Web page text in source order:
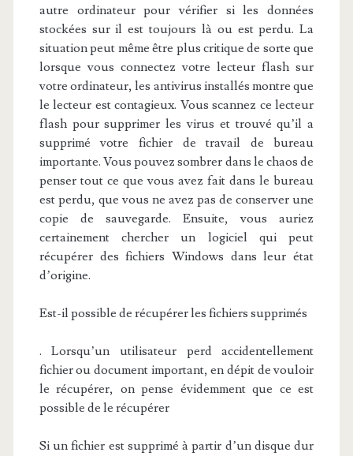
autre ordinateur pour vérifier si les données
stockées sur il est toujours là ou est perdu. La
situation peut même être plus critique de sorte que
lorsque vous connectez votre lecteur flash sur
votre ordinateur, les antivirus installés montre que
le lecteur est contagieux. Vous scannez ce lecteur
flash pour supprimer les virus et trouvé qu’il a
supprimé votre fichier de travail de bureau
importante. Vous pouvez sombrer dans le chaos de
penser tout ce que vous avez fait dans le bureau
est perdu, que vous ne avez pas de conserver une
copie de sauvegarde. Ensuite, vous auriez
certainement chercher un logiciel qui peut
récupérer des fichiers Windows dans leur état
d’origine.
Est-il possible de récupérer les fichiers supprimés
. Lorsqu’un utilisateur perd accidentellement
fichier ou document important, en dépit de vouloir
le récupérer, on pense évidemment que ce est
possible de le récupérer
Si un fichier est supprimé à partir d’un disque dur